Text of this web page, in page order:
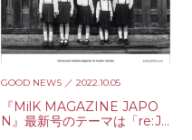
GOOD NEWS／ 2022.10.05
『MilK MAGAZINE JAPO
N』最新号のテーマは「re:Ja